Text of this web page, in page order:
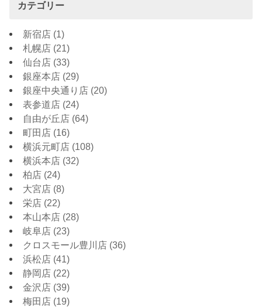
カテゴリー
新宿店 (1)
札幌店 (21)
仙台店 (33)
銀座本店 (29)
銀座中央通り店 (20)
表参道店 (24)
自由が丘店 (64)
町田店 (16)
横浜元町店 (108)
横浜本店 (32)
柏店 (24)
大宮店 (8)
栄店 (22)
本山本店 (28)
岐阜店 (23)
クロスモール豊川店 (36)
浜松店 (41)
静岡店 (22)
金沢店 (39)
梅田店 (19)